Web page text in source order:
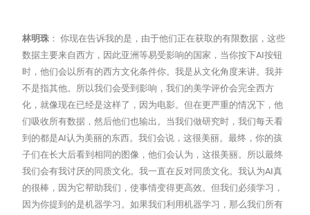
林明珠 ： 你现在告诉我的是，由于他们正在获取的有限数据，这些
数据主要来自西方，因此亚洲等易受影响的国家，当你按下AI按钮
时，他们会以所有的西方文化条件你。我是从文化角度来讲。我并
不是指其他。所以我们会受到影响，我们的美学评价会完全西方
化，就像现在已经是这样了，因为电影。但在更严重的情况下，他
们吸收所有数据，然后他们也输出。当我们做研究时，我们每天看
到的都是AI认为美丽的东西。我们会说，这很美丽。最终，你的孩
子们在长大后看到相同的图像，他们会认为，这很美丽。所以最终
我们会有我讨厌的同质文化。我一直在反对同质文化。我认为AI真
的很棒，因为它帮助我们，使事情变得更高效。但我们必须学习，
因为你提到的是机器学习。如果我们利用机器学习，那么我们所有